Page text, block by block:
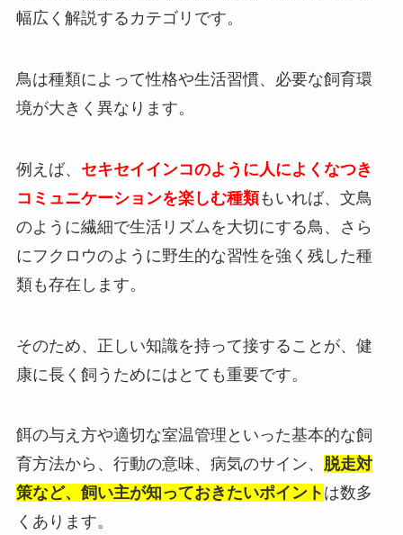
幅広く解説するカテゴリです。
鳥は種類によって性格や生活習慣、必要な飼育環
境が大きく異なります。
例えば、 セキセイインコのように人によくなつき
コミュニケーションを楽しむ種類もいれば、文鳥
のように繊細で生活リズムを大切にする鳥、さら
にフクロウのように野生的な習性を強く残した種
類も存在します。
そのため、正しい知識を持って接することが、健
康に長く飼うためにはとても重要です。
餌の与え方や適切な室温管理といった基本的な飼
育方法から、行動の意味、病気のサイン、 脱走対
策など、飼い主が知っておきたいポイント は数多
くあります。